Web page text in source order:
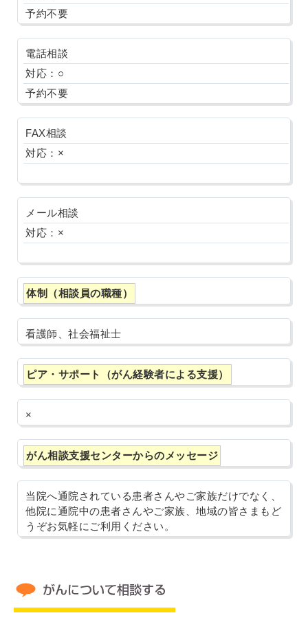
予約不要
電話相談
対応：○
予約不要
FAX相談
対応：×
メール相談
対応：×
体制（相談員の職種）
看護師、社会福祉士
ピア・サポート（がん経験者による支援）
×
がん相談支援センターからのメッセージ
当院へ通院されている患者さんやご家族だけでなく、
他院に通院中の患者さんやご家族、地域の皆さまもど
うぞお気軽にご利用ください。